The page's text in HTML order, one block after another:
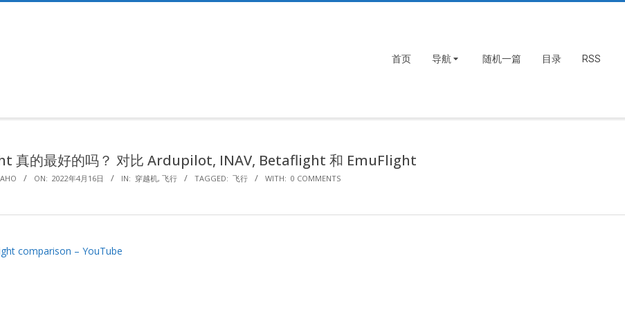
首页 导航 随机一篇 目录 RSS
真的最好的吗？ 对比 Ardupilot, INAV, Betaflight 和 EmuFlight
ON: 2022年4月16日 IN: 穿越机, 飞行 TAGGED: 飞行 WITH: 0 COMMENTS
comparison – YouTube